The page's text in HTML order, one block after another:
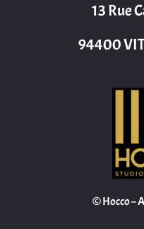
13 Rue
94400
© Hocco –